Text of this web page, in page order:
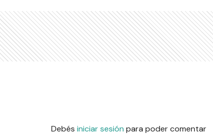
Debés iniciar sesión para poder comentar